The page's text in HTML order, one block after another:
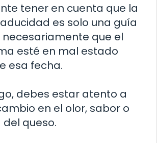
tener en cuenta que la
es solo una guía
necesariamente que el
esté en mal estado
esa fecha.
debes estar atento a
en el olor, sabor o
queso.